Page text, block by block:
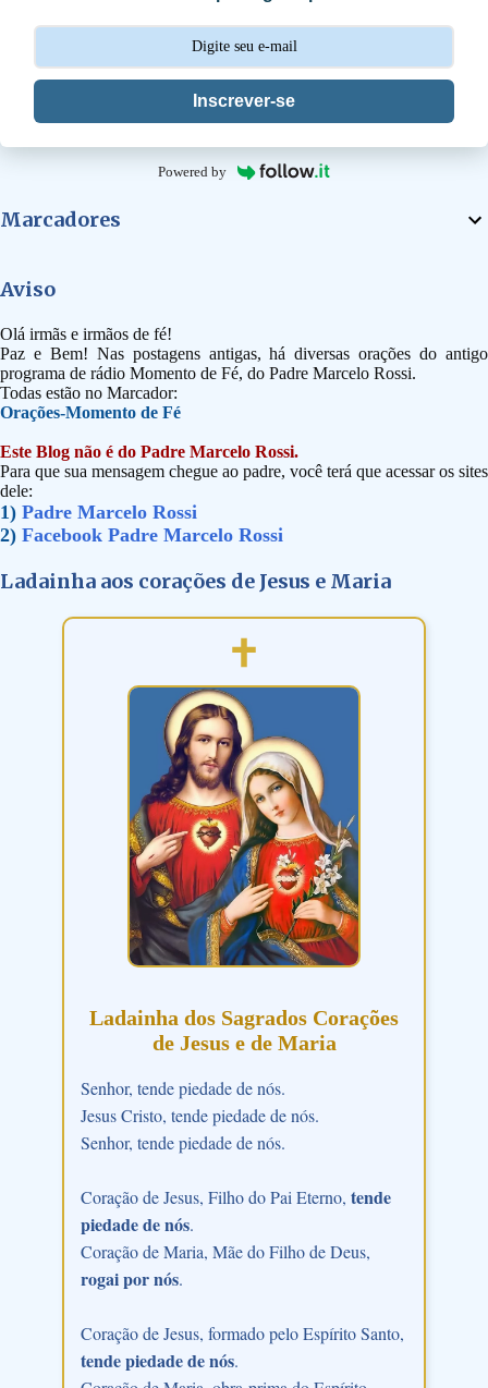
s
Inscrever-se
Powered by
Marcadores
Aviso
Olá irmãs e irmãos de fé!
Paz e Bem! Nas postagens antigas, há diversas orações do antigo
programa de rádio Momento de Fé, do Padre Marcelo Rossi.
Todas estão no Marcador:
Orações-Momento de Fé
Este Blog não é do Padre Marcelo Rossi.
Para que sua mensagem chegue ao padre, você terá que acessar os sites
dele:
1) Padre Marcelo Rossi
2) Facebook Padre Marcelo Rossi
Ladainha aos corações de Jesus e Maria
Ladainha dos Sagrados Corações
de Jesus e de Maria
Senhor, tende piedade de nós.
Jesus Cristo, tende piedade de nós.
Senhor, tende piedade de nós.
Coração de Jesus, Filho do Pai Eterno, tende
piedade de nós.
Coração de Maria, Mãe do Filho de Deus,
rogai por nós.
Coração de Jesus, formado pelo Espírito Santo,
tende piedade de nós.